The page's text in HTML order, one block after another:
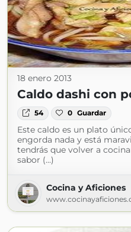
18 enero 2013
Caldo dashi con
54 0 Guardar
Este caldo es un plato
engorda nada y está
tendrás que volver a
sabor (...)
Cocina y Aficiones